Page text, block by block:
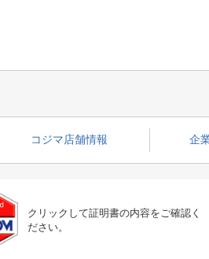
コジマ店舗情報 企
クリックして証明書の内容をご確認く
ださい。